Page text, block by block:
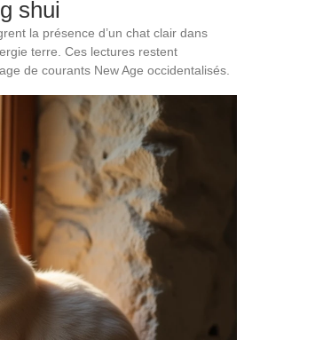
shui
la présence d’un chat clair dans
terre. Ces lectures restent
de courants New Age occidentalisés.